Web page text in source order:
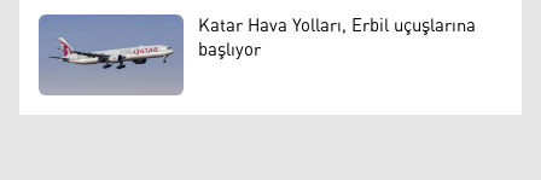
Katar Hava Yolları, Erbil uçuşlarına
başlıyor